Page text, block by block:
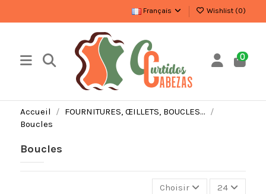
Français Wishlist (0)
0
Accueil
FOURNITURES, ŒILLETS, BOUCLES…
Boucles
Boucles
Choisir 24